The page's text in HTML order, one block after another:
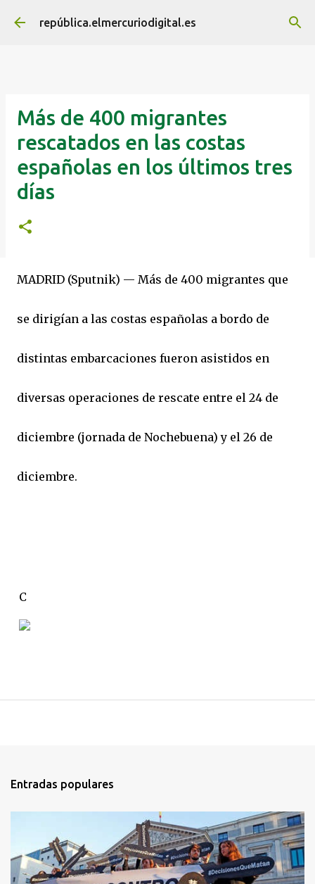
Ir al contenido principal
república.elmercuriodigital.es
Más de 400 migrantes
rescatados en las costas
españolas en los últimos tres
días
MADRID (Sputnik) — Más de 400 migrantes que
se dirigían a las costas españolas a bordo de
distintas embarcaciones fueron asistidos en
diversas operaciones de rescate entre el 24 de
diciembre (jornada de Nochebuena) y el 26 de
diciembre.
C
Entradas populares